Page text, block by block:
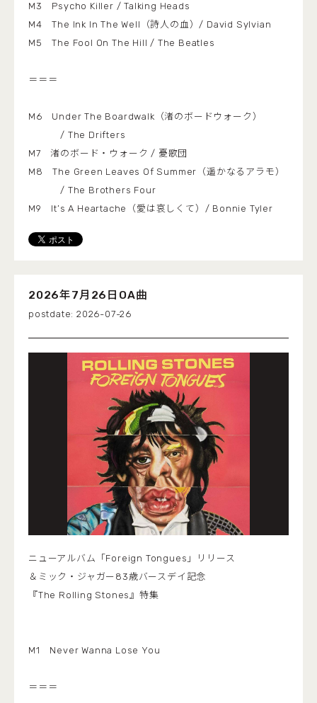
M3 Psycho Killer / Talking Heads
M4 The Ink In The Well（詩人の血）/ David Sylvian
M5 The Fool On The Hill / The Beatles
＝＝＝
M6 Under The Boardwalk（渚のボードウォーク）
/ The Drifters
M7 渚のボード・ウォーク / 憂歌団
M8 The Green Leaves Of Summer（遥かなるアラモ）
/ The Brothers Four
M9 It’s A Heartache（愛は哀しくて）/ Bonnie Tyler
2026年7月26日OA曲
2026-07-26
ニューアルバム「Foreign Tongues」リリース
＆ミック・ジャガー83歳バースデイ記念
『The Rolling Stones』特集
M1 Never Wanna Lose You
＝＝＝